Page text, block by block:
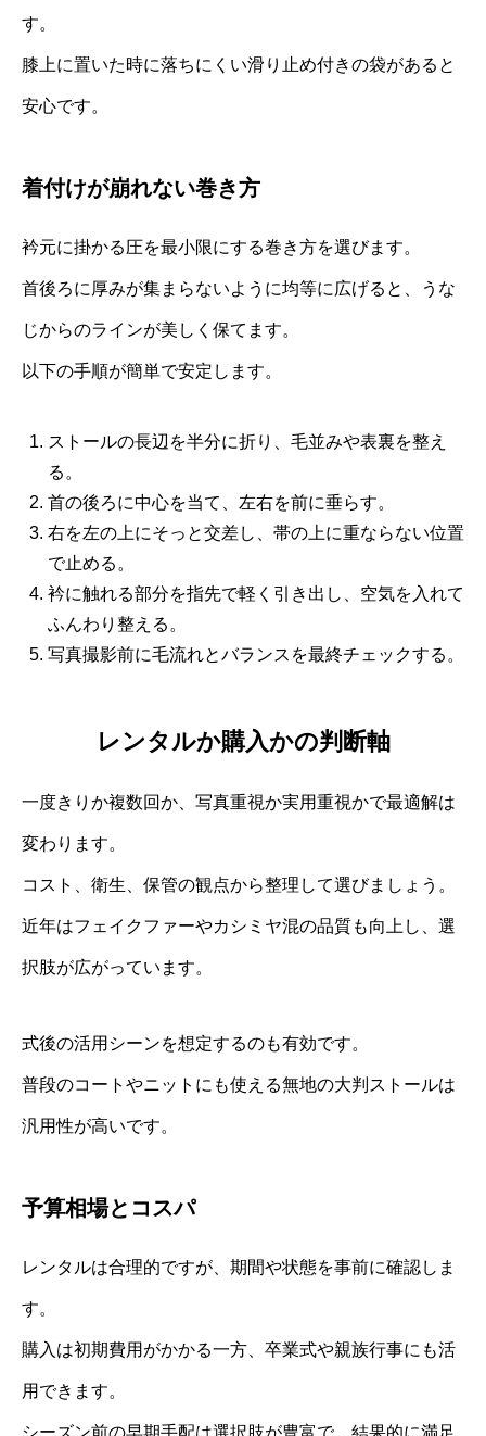
す。
膝上に置いた時に落ちにくい滑り止め付きの袋があると
安心です。
着付けが崩れない巻き方
衿元に掛かる圧を最小限にする巻き方を選びます。
首後ろに厚みが集まらないように均等に広げると、うな
じからのラインが美しく保てます。
以下の手順が簡単で安定します。
ストールの長辺を半分に折り、毛並みや表裏を整え
る。
首の後ろに中心を当て、左右を前に垂らす。
右を左の上にそっと交差し、帯の上に重ならない位置
で止める。
衿に触れる部分を指先で軽く引き出し、空気を入れて
ふんわり整える。
写真撮影前に毛流れとバランスを最終チェックする。
レンタルか購入かの判断軸
一度きりか複数回か、写真重視か実用重視かで最適解は
変わります。
コスト、衛生、保管の観点から整理して選びましょう。
近年はフェイクファーやカシミヤ混の品質も向上し、選
択肢が広がっています。
式後の活用シーンを想定するのも有効です。
普段のコートやニットにも使える無地の大判ストールは
汎用性が高いです。
予算相場とコスパ
レンタルは合理的ですが、期間や状態を事前に確認しま
す。
購入は初期費用がかかる一方、卒業式や親族行事にも活
用できます。
シーズン前の早期手配は選択肢が豊富で、結果的に満足